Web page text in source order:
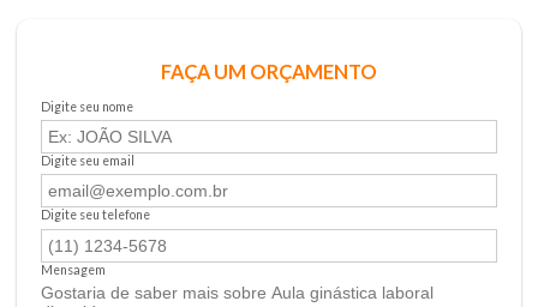
FAÇA UM ORÇAMENTO
Digite seu nome
Digite seu email
Digite seu telefone
Mensagem